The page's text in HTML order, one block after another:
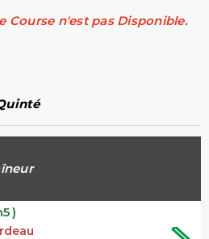
Course n'est pas Disponible.
)